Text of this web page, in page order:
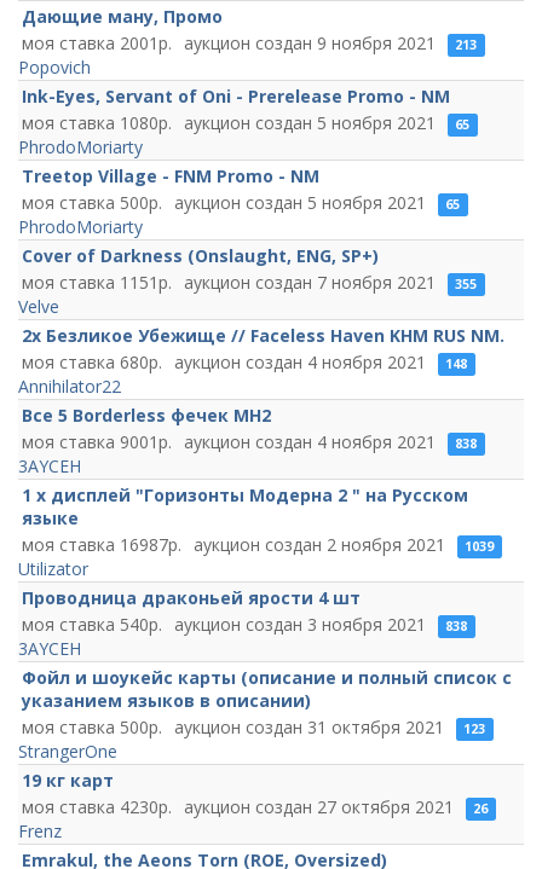
Дающие ману, Промо
2001
9 ноября 2021 213
Popovich
Ink-Eyes, Servant of Oni - Prerelease Promo - NM
1080
5 ноября 2021 65
PhrodoMoriarty
Treetop Village - FNM Promo - NM
500
5 ноября 2021 65
PhrodoMoriarty
Cover of Darkness (Onslaught, ENG, SP+)
1151
7 ноября 2021 355
Velve
2x Безликое Убежище // Faceless Haven KHM RUS NM.
680
4 ноября 2021 148
Annihilator22
Все 5 Borderless фечек MH2
9001
4 ноября 2021 838
3AYCEH
1 х дисплей "Горизонты Модерна 2 " на Русском
языке
16987
2 ноября 2021 1039
Utilizator
Проводница драконьей ярости 4 шт
540
3 ноября 2021 838
3AYCEH
Фойл и шоукейс карты (описание и полный список с
указанием языков в описании)
500
31 октября 2021 123
StrangerOne
19 кг карт
4230
27 октября 2021 26
Frenz
Emrakul, the Aeons Torn (ROE, Oversized)